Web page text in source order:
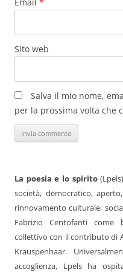
Email *
Sito web
Salva il mio nome,
per la prossima volta che
La poesia e lo spirito
società, democratico,
rinnovamento culturale,
Fabrizio Centofanti come
collettivo con il contributo di
Krauspenhaar.
accoglienza, Lpels ha